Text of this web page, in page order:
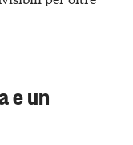
e un